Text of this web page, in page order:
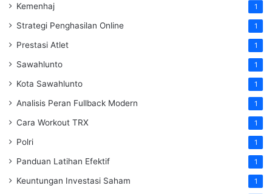
Kemenhaj 1
Strategi Penghasilan Online 1
Prestasi Atlet 1
Sawahlunto 1
Kota Sawahlunto 1
Analisis Peran Fullback Modern 1
Cara Workout TRX 1
Polri 1
Panduan Latihan Efektif 1
Keuntungan Investasi Saham 1